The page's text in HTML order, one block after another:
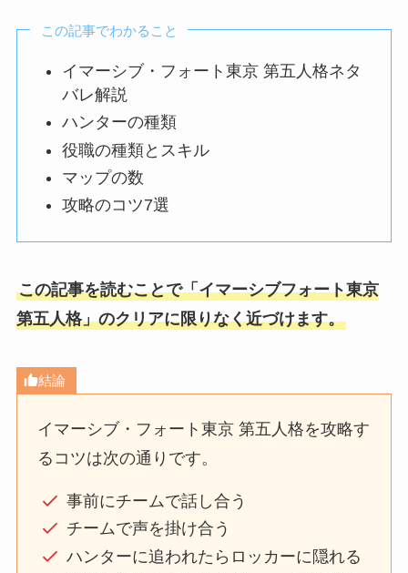
この記事でわかること
イマーシブ・フォート東京 第五人格ネタ
バレ解説
ハンターの種類
役職の種類とスキル
マップの数
攻略のコツ7選
この記事を読むことで「イマーシブフォート東京
第五人格」のクリアに限りなく近づけます。
結論
イマーシブ・フォート東京 第五人格を攻略す
るコツは次の通りです。
事前にチームで話し合う
チームで声を掛け合う
ハンターに追われたらロッカーに隠れる